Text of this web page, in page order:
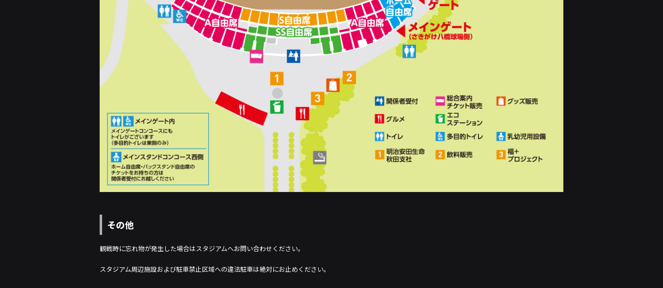
その他
観戦時に忘れ物が発生した場合はスタジアムへお問い合わせください。
スタジアム周辺施設および駐車禁止区域への違法駐車は絶対にお止めください。